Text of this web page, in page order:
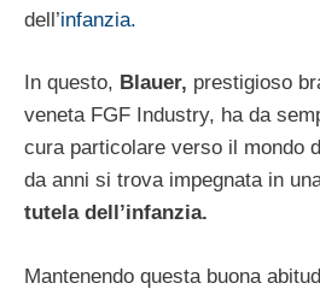
dell’infanzia.
In questo, Blauer, prestigioso
veneta FGF Industry, ha da
cura particolare verso il mondo
da anni si trova impegnata in
tutela dell’infanzia.
Mantenendo questa buona